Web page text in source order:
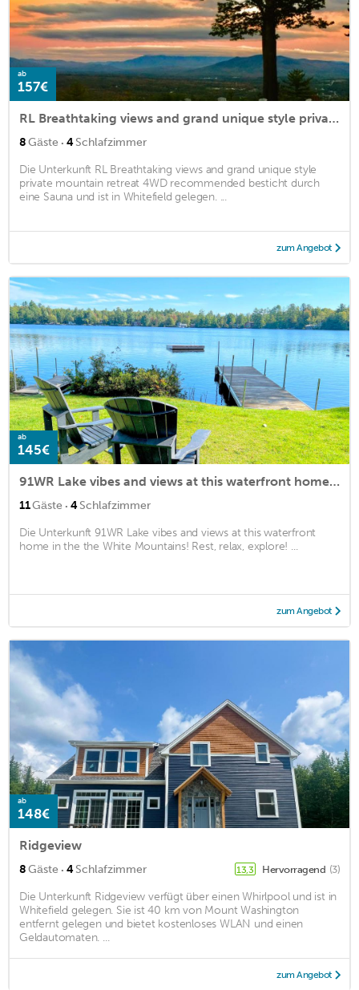
ab
157€
RL Breathtaking views and grand unique style private mountain retreat 4WD recommended
8Gäste · 4Schlafzimmer
Die Unterkunft RL Breathtaking views and grand unique style
private mountain retreat 4WD recommended besticht durch
eine Sauna und ist in Whitefield gelegen. ...
zum Angebot
ab
145€
91WR Lake vibes and views at this waterfront home in the the White Mountains! Rest, relax, explore!
11Gäste · 4Schlafzimmer
Die Unterkunft 91WR Lake vibes and views at this waterfront
home in the the White Mountains! Rest, relax, explore! ...
zum Angebot
ab
148€
Ridgeview
8Gäste · 4Schlafzimmer 13,3 Hervorragend (3)
Die Unterkunft Ridgeview verfügt über einen Whirlpool und ist in
Whitefield gelegen. Sie ist 40 km von Mount Washington
entfernt gelegen und bietet kostenloses WLAN und einen
Geldautomaten. ...
zum Angebot